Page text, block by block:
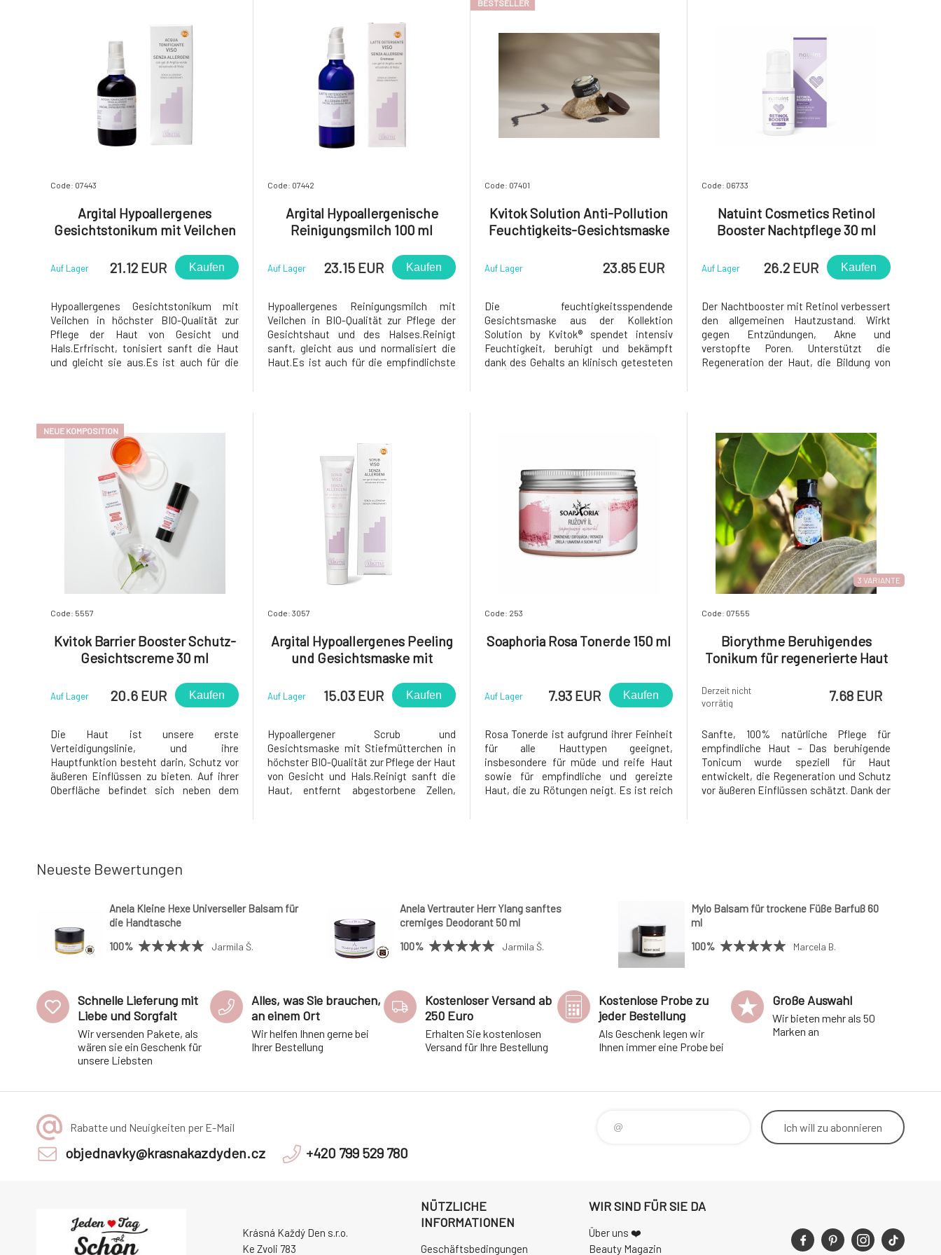
Code: 07443
Argital Hypoallergenes
Gesichtstonikum mit Veilchen
Auf Lager 21.12 EUR Kaufen
Hypoallergenes Gesichtstonikum mit
Veilchen in höchster BIO-Qualität zur
Pflege der Haut von Gesicht und
Hals.Erfrischt, tonisiert sanft die Haut
und gleicht sie aus.Es ist auch für die
neigt. Das h
Code: 07442
Argital Hypoallergenische
Reinigungsmilch 100 ml
Auf Lager 23.15 EUR Kaufen
Hypoallergenes Reinigungsmilch mit
Veilchen in BIO-Qualität zur Pflege der
Gesichtshaut und des Halses.Reinigt
sanft, gleicht aus und normalisiert die
Haut.Es ist auch für die empfindlichste
BESTSELLER
Code: 07401
Kvitok Solution Anti-Pollution
Feuchtigkeits-Gesichtsmaske
Auf Lager 23.85 EUR
Die feuchtigkeitsspendende
Gesichtsmaske aus der Kollektion
Solution by Kvitok® spendet intensiv
Feuchtigkeit, beruhigt und bekämpft
dank des Gehalts an klinisch getesteten
Code: 06733
Natuint Cosmetics Retinol
Booster Nachtpflege 30 ml
Auf Lager 26.2 EUR Kaufen
Der Nachtbooster mit Retinol verbessert
den allgemeinen Hautzustand. Wirkt
gegen Entzündungen, Akne und
verstopfte Poren. Unterstützt die
Regeneration der Haut, die Bildung von
Hautton,
NEUE KOMPOSITION
Code: 5557
Kvitok Barrier Booster Schutz-
Gesichtscreme 30 ml
Auf Lager 20.6 EUR Kaufen
Die Haut ist unsere erste
Verteidigungslinie, und ihre
Hauptfunktion besteht darin, Schutz vor
äußeren Einflüssen zu bieten. Auf ihrer
Oberfläche befindet sich neben dem
Code: 3057
Argital Hypoallergenes Peeling
und Gesichtsmaske mit
Auf Lager 15.03 EUR Kaufen
Hypoallergener Scrub und
Gesichtsmaske mit Stiefmütterchen in
höchster BIO-Qualität zur Pflege der Haut
von Gesicht und Hals.Reinigt sanft die
Haut, entfernt abgestorbene Zellen,
Code: 253
Soaphoria Rosa Tonerde 150 ml
Auf Lager 7.93 EUR Kaufen
Rosa Tonerde ist aufgrund ihrer Feinheit
für alle Hauttypen geeignet,
insbesondere für müde und reife Haut
sowie für empfindliche und gereizte
Haut, die zu Rötungen neigt. Es ist reich
3 VARIANTE
Code: 07555
Biorythme Beruhigendes
Tonikum für regenerierte Haut
Derzeit nicht
vorrätig
7.68 EUR
Sanfte, 100% natürliche Pflege für
empfindliche Haut – Das beruhigende
Tonicum wurde speziell für Haut
entwickelt, die Regeneration und Schutz
vor äußeren Einflüssen schätzt. Dank der
Neueste Bewertungen
Anela Kleine Hexe Universeller Balsam für
die Handtasche
100%
Jarmila Š.
Anela Vertrauter Herr Ylang sanftes
cremiges Deodorant 50 ml
100%
Jarmila Š.
Mylo Balsam für trockene Füße Barfuß 60
ml
100%
Marcela B.
Schnelle Lieferung mit
Liebe und Sorgfalt
Wir versenden Pakete, als
wären sie ein Geschenk für
unsere Liebsten
Alles, was Sie brauchen,
an einem Ort
Wir helfen Ihnen gerne bei
Ihrer Bestellung
Kostenloser Versand ab
250 Euro
Erhalten Sie kostenlosen
Versand für Ihre Bestellung
Kostenlose Probe zu
jeder Bestellung
Als Geschenk legen wir
Ihnen immer eine Probe bei
Große Auswahl
Wir bieten mehr als 50
Marken an
Rabatte und Neuigkeiten per E-Mail Ich will zu abonnieren
objednavky@krasnakazdyden.cz +420 799 529 780
Krásná Každý Den s.r.o.
Ke Zvoli 783
NÜTZLICHE
INFORMATIONEN
Geschäftsbedingungen
WIR SIND FÜR SIE DA
Über uns ❤️
Beauty Magazin